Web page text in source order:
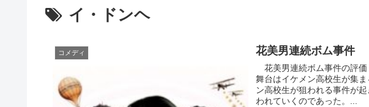
イ・ドンヘ
コメディ 花美男連続ボム事件
花美男連続ボム事件の評
舞台はイケメン高校生が集
ン高校生が狙われる事件が
われていくのであった。...